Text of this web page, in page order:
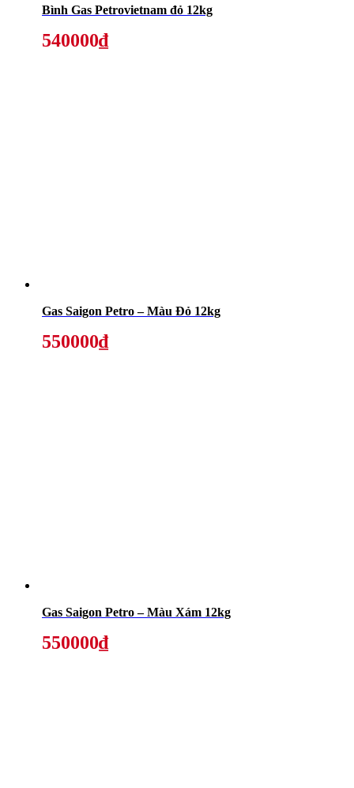
Bình Gas Petrovietnam đỏ 12kg
540000₫
Gas Saigon Petro – Màu Đỏ 12kg
550000₫
Gas Saigon Petro – Màu Xám 12kg
550000₫